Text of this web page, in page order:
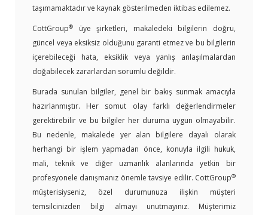
taşımamaktadır ve kaynak gösterilmeden iktibas edilemez.
CottGroup®
üye şirketleri, makaledeki bilgilerin doğru,
güncel veya eksiksiz olduğunu garanti etmez ve bu bilgilerin
içerebileceği hata, eksiklik veya yanlış anlaşılmalardan
doğabilecek zararlardan sorumlu değildir.
Burada sunulan bilgiler, genel bir bakış sunmak amacıyla
hazırlanmıştır. Her somut olay farklı değerlendirmeler
gerektirebilir ve bu bilgiler her duruma uygun olmayabilir.
Bu nedenle, makalede yer alan bilgilere dayalı olarak
herhangi bir işlem yapmadan önce, konuyla ilgili hukuk,
mali, teknik ve diğer uzmanlık alanlarında yetkin bir
profesyonele danışmanız önemle tavsiye edilir. CottGroup®
müşterisiyseniz, özel durumunuza ilişkin müşteri
temsilcinizden bilgi almayı unutmayınız. Müşterimiz